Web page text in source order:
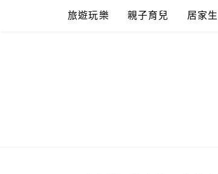
旅遊玩樂 親子育兒 居家